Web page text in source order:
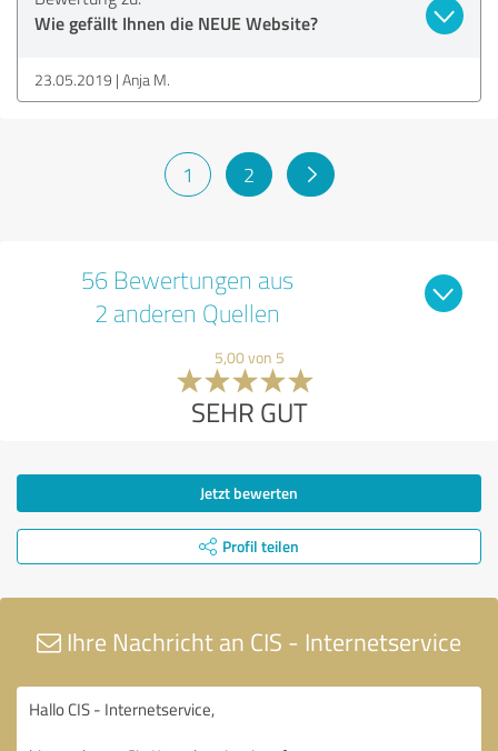
Wie gefällt Ihnen die NEUE Website?
23.05.2019 Anja M.
1 2
56 Bewertungen aus
2 anderen Quellen
5,00 von 5
SEHR GUT
Jetzt bewerten
Profil teilen
Ihre Nachricht an CIS - Internetservice